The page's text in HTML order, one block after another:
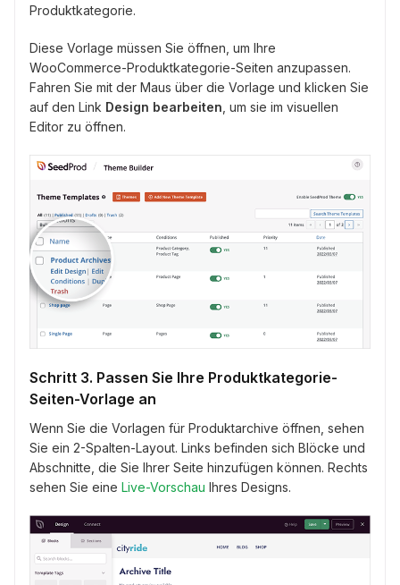
Produktkategorie.
Diese Vorlage müssen Sie öffnen, um Ihre
WooCommerce-Produktkategorie-Seiten anzupassen.
Fahren Sie mit der Maus über die Vorlage und klicken Sie
auf den Link Design bearbeiten , um sie im visuellen
Editor zu öffnen.
Schritt 3. Passen Sie Ihre Produktkategorie-
Seiten-Vorlage an
Wenn Sie die Vorlagen für Produktarchive öffnen, sehen
Sie ein 2-Spalten-Layout. Links befinden sich Blöcke und
Abschnitte, die Sie Ihrer Seite hinzufügen können. Rechts
sehen Sie eine Live-Vorschau Ihres Designs.